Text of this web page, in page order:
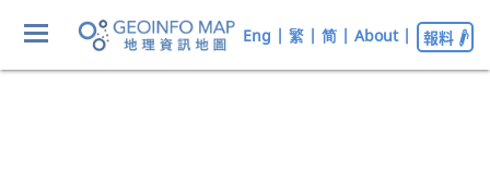
Eng | 繁 | 简 | About | 報料